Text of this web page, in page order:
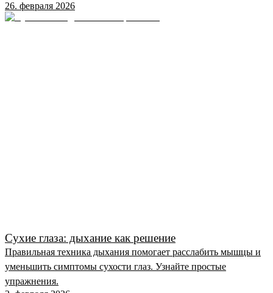
26. февраля 2026
Сухие глаза: дыхание как решение
Правильная техника дыхания помогает расслабить мышцы и
уменьшить симптомы сухости глаз. Узнайте простые
упражнения.